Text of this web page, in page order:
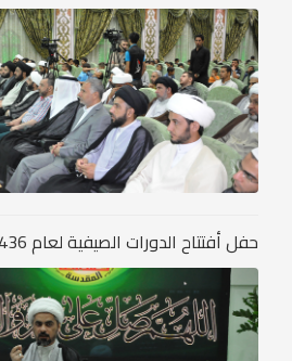
حفل أفتتاح الدورات الصيفية لعام 1436هـ/2015م